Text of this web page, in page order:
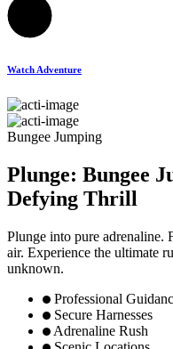
Watch Adventure
Bungee Jumping
Plunge: Bungee
Defying Thrill
Plunge into pure adrenaline.
air. Experience the ultimate
unknown.
Professional
Secure Harnesses
Adrenaline Rush